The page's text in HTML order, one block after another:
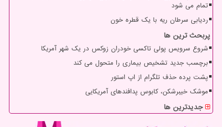
تمام می شود
ردیابی سرطان ریه با یک قطره خون
پربحث ترین ها
شروع سرویس پولی تاکسی خودران زوکس در یک شهر آمریکا
برچسب جدید تشخیص بیماری را متحول می کند
پشت پرده حذف تلگرام از اپ استور
موشک خیبرشکن، کابوس پدافندهای آمریکایی
جدیدترین ها